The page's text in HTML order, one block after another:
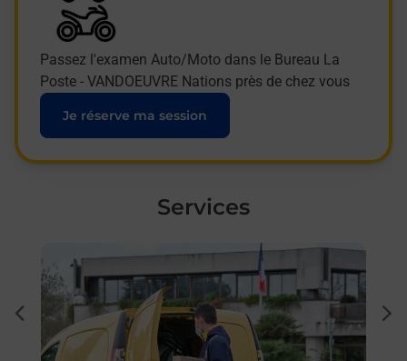
Passez l'examen Auto/Moto dans le Bureau La
Poste - VANDOEUVRE Nations près de chez vous
Je réserve ma session
Services
En savoir plus